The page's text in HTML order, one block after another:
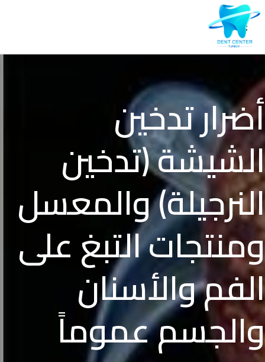
أضرار تدخين
الشيشة (تدخين
النرجيلة) والمعسل
ومنتجات التبغ على
الفم والأسنان
والجسم عموماً